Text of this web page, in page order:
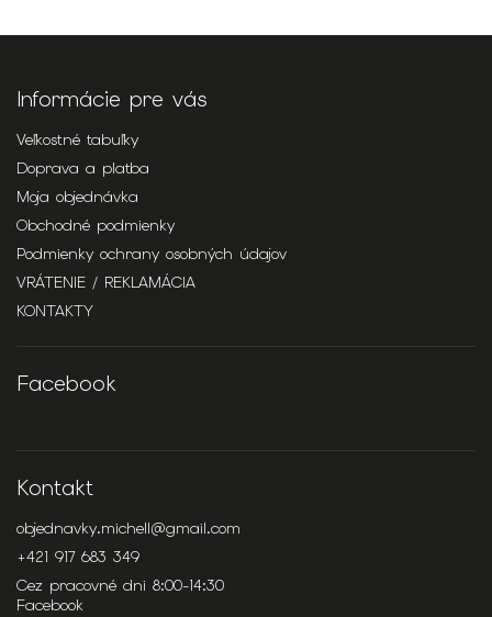
Informácie pre vás
Veľkostné tabuľky
Doprava a platba
Moja objednávka
Obchodné podmienky
Podmienky ochrany osobných údajov
VRÁTENIE / REKLAMÁCIA
KONTAKTY
Facebook
Kontakt
objednavky.michell@gmail.com
+421 917 683 349
Cez pracovné dni 8:00-14:30
Facebook